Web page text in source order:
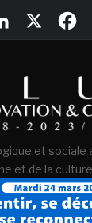
et sociale
et de la culture